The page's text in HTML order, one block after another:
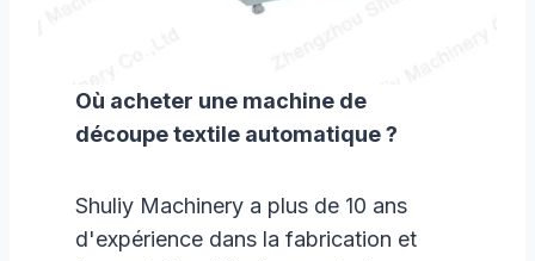
Où acheter une machine de
découpe textile automatique ?
Shuliy Machinery a plus de 10 ans
d'expérience dans la fabrication et